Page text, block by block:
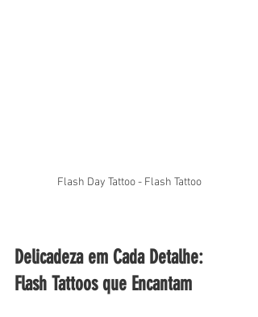
Flash Day Tattoo - Flash Tattoo
Delicadeza em Cada Detalhe:
Flash Tattoos que Encantam